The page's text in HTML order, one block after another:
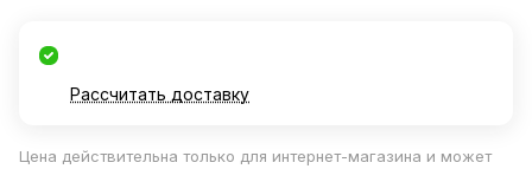
Рассчитать доставку
Цена действительна только для интернет-магазина и может